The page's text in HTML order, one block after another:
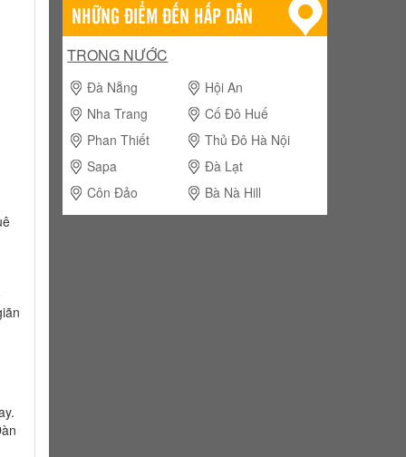
NHỮNG ĐIỂM ĐẾN HẤP DẪN
TRONG NƯỚC
Đà Nẵng
Hội An
Nha Trang
Cố Đô Huế
Phan Thiết
Thủ Đô Hà Nội
Sapa
Đà Lạt
Côn Đảo
Bà Nà Hill